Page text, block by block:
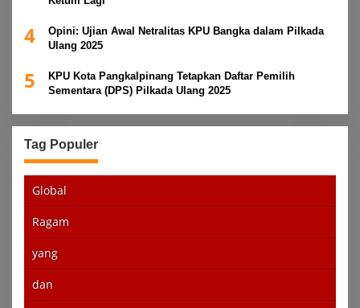
4
Opini: Ujian Awal Netralitas KPU Bangka dalam Pilkada
Ulang 2025
5
KPU Kota Pangkalpinang Tetapkan Daftar Pemilih
Sementara (DPS) Pilkada Ulang 2025
Tag Populer
Global
Ragam
yang
dan